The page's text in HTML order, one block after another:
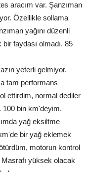
aracım var. Şanzıman
Özellikle sollama
yağını düzenli
faydası olmadı. 85
yeterli gelmiyor.
tam performans
ettirdim, normal dediler
100 bin km'deyim.
yağ eksiltme
bir yağ eklemek
motorun kontrol
yüksek olacak